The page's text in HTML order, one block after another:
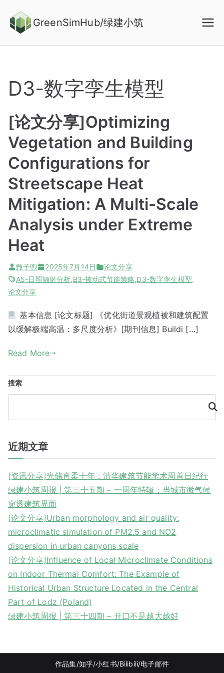
content
GreenSimHub/绿建小筑
D3-数字孪生模型
[论文分享]Optimizing
Vegetation and Building
Configurations for
Streetscape Heat
Mitigation: A Multi-Scale
Analysis under Extreme
Heat
甄子煦 2025年7月14日
论文分享
A5-日照辐射分析,B3-被动式节能策略,D3-数字孪生模型,
论文分享
基本信息 [论文标题] 《优化街道景观植被和建筑配置
以缓解极端高温：多尺度分析》[期刊信息] Buildi […]
Read More
搜索
搜
索
近期文章
[资讯分享]光储直柔十年：清华建筑节能学术周首日纪行
绿建小筑周报 | 第三十五期 – 一周年特辑：当城市微气候
穿透建筑界面
[论文分享]Urban morphology and air quality:
microclimatic simulation of PM2.5 and NO2
dispersion in urban canyons scale
[论文分享]Influence of Local Microclimate Conditions
on Indoor Thermal Comfort: The Example of
Historical Urban Structure Located in the Central
Part of Lodz (Poland)
绿建小筑周报 | 第三十四期 – 开口不是越大越好
作品集/知乎/小红书/Bilibili/电子邮件